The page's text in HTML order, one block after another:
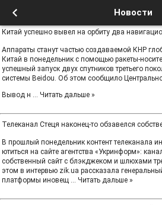
Новости
Китай успешно вывел на орбиту два
Аппараты станут частью создаваемой КНР
Китай в понедельник с помощью ракеты-
успешный запуск двух спутников третьего
системы Beidou. Об этом сообщило
Вывод н ... Читать дальше »
Телеканал Стеця наконец-то обзавелся
В прошлый понедельник контент телеканала
ютиться на сайте агентства «Укринформ»:
собственный сайт с блэкджеком и шлюхами
этом в интервью zik.ua рассказала
платформы иновещ ... Читать дальше »